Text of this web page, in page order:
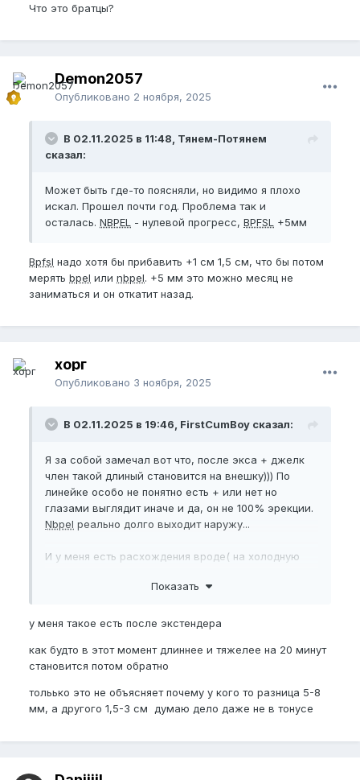
Что это братцы?
Demon2057
Опубликовано 2 ноября, 2025
В 02.11.2025 в 11:48, Тянем-Потянем
сказал:
Может быть где-то поясняли, но видимо я плохо
искал. Прошел почти год. Проблема так и
осталась. NBPEL - нулевой прогресс, BPFSL +5мм
Bpfsl надо хотя бы прибавить +1 см 1,5 см, что бы потом
мерять bpel или nbpel. +5 мм это можно месяц не
заниматься и он откатит назад.
хорг
Опубликовано 3 ноября, 2025
В 02.11.2025 в 19:46, FirstCumBoy сказал:
Я за собой замечал вот что, после экса + джелк
член такой длиный становится на внешку))) По
линейке особо не понятно есть + или нет но
глазами выглядит иначе и да, он не 100% эрекции.
Nbpel реально долго выходит наружу...
И у меня есть расхождения вроде( на холодную
но как будто есть еще место куда можно залиться
Типо я ощущаю что может быть толще (длиннее) но
Что это братцы?
Показать
у меня такое есть после экстендера
как будто в этот момент длиннее и тяжелее на 20 минут
становится потом обратно
тольько это не объясняет почему у кого то разница 5-8
мм, а другого 1,5-3 см думаю дело даже не в тонусе